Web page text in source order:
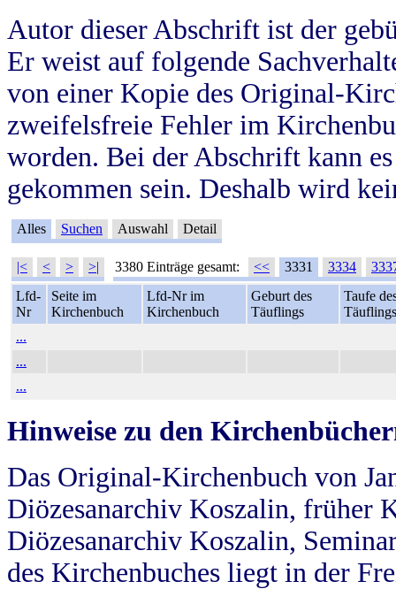
Autor dieser Abschrift ist der
Er weist auf folgende
von einer Kopie des Original-
zweifelsfreie Fehler im
worden. Bei der Abschrift kann
gekommen sein. Deshalb wird
Alles Suchen Auswahl Detail
|< < > >| 3380 Einträge gesamt: << 3331 3334
Lfd-
Nr
Seite im
Kirchenbuch
Lfd-Nr im
Kirchenbuch
Geburt des
Täuflings
Taufe
Täuflings
...
...
...
Hinweise zu den
Das Original-Kirchenbuch von
Diözesanarchiv Koszalin, früher
Diözesanarchiv Koszalin,
des Kirchenbuches liegt in der